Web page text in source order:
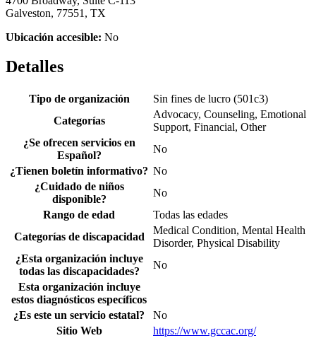
Galveston, 77551, TX
Ubicación accesible: No
Detalles
Tipo de organización
Sin fines de lucro (501c3)
Categorías
Advocacy, Counseling, Emotional
Support, Financial, Other
¿Se ofrecen servicios en
Español?
No
¿Tienen boletín informativo? No
¿Cuidado de niños
disponible?
No
Rango de edad
Todas las edades
Categorías de discapacidad
Medical Condition, Mental Health
Disorder, Physical Disability
¿Esta organización incluye
todas las discapacidades?
No
Esta organización incluye
estos diagnósticos específicos
¿Es este un servicio estatal?
No
Sitio Web
https://www.gccac.org/